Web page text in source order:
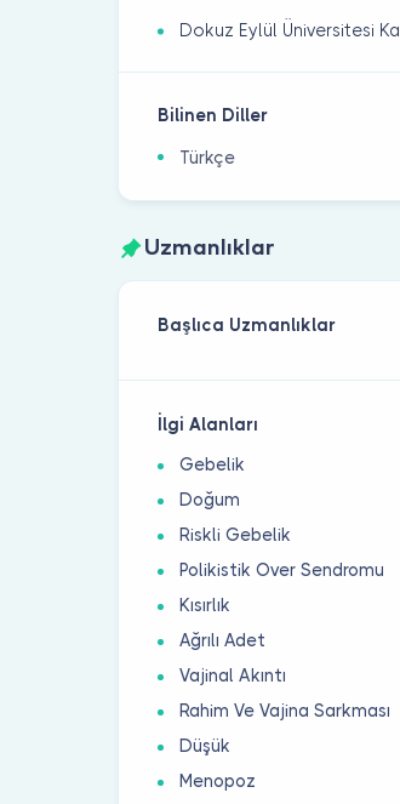
Dokuz Eylül Üniversitesi
Bilinen Diller
Türkçe
Uzmanlıklar
Başlıca Uzmanlıklar
İlgi Alanları
Gebelik
Doğum
Riskli Gebelik
Polikistik Over Sendromu
Kısırlık
Ağrılı Adet
Vajinal Akıntı
Rahim Ve Vajina Sarkması
Düşük
Menopoz